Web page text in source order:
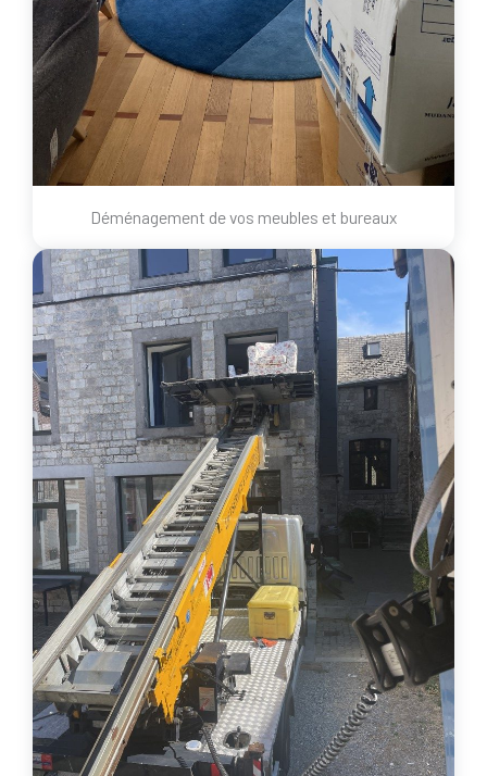
Déménagement de vos meubles et bureaux